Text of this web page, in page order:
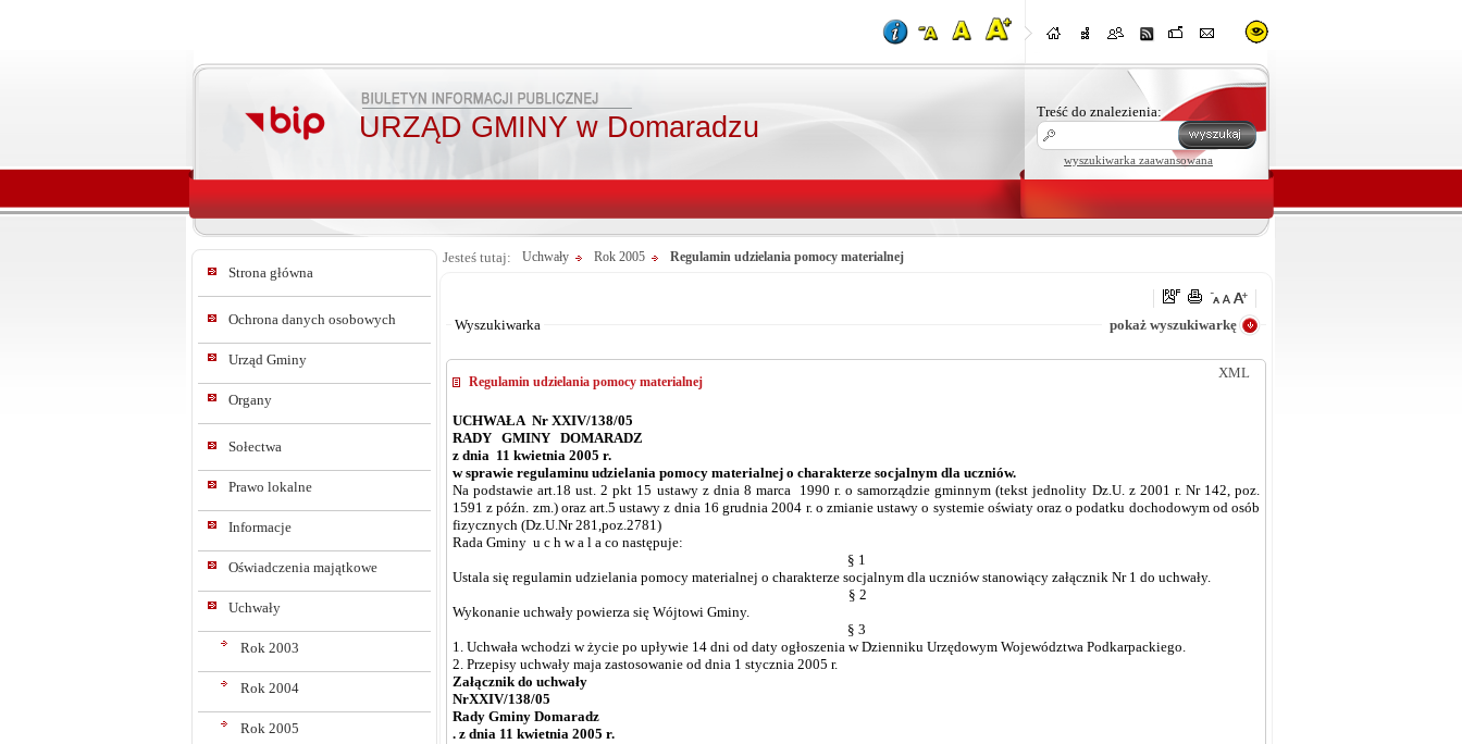
URZĄD GMINY w Domaradzu Treść do znalezienia:
wyszukiwarka zaawansowana
Strona główna
Ochrona danych osobowych
Urząd Gminy
Organy
Sołectwa
Prawo lokalne
Informacje
Oświadczenia majątkowe
Uchwały
Rok 2003
Rok 2004
Rok 2005
Jesteś tutaj: Uchwały Rok 2005 Regulamin udzielania pomocy materialnej
Wyszukiwarka pokaż wyszukiwarkę
XML
Regulamin udzielania pomocy materialnej
UCHWAŁA Nr XXIV/138/05
RADY GMINY DOMARADZ
z dnia 11 kwietnia 2005 r.
w sprawie regulaminu udzielania pomocy materialnej o charakterze socjalnym dla uczniów.
Na podstawie art.18 ust. 2 pkt 15 ustawy z dnia 8 marca 1990 r. o samorządzie gminnym (tekst jednolity Dz.U. z 2001 r. Nr 142, poz.
1591 z późn. zm.) oraz art.5 ustawy z dnia 16 grudnia 2004 r. o zmianie ustawy o systemie oświaty oraz o podatku dochodowym od osób
fizycznych (Dz.U.Nr 281,poz.2781)
Rada Gminy u c h w a l a co następuje:
§ 1
Ustala się regulamin udzielania pomocy materialnej o charakterze socjalnym dla uczniów stanowiący załącznik Nr 1 do uchwały.
§ 2
Wykonanie uchwały powierza się Wójtowi Gminy.
§ 3
1. Uchwała wchodzi w życie po upływie 14 dni od daty ogłoszenia w Dzienniku Urzędowym Województwa Podkarpackiego.
2. Przepisy uchwały maja zastosowanie od dnia 1 stycznia 2005 r.
Załącznik do uchwały
NrXXIV/138/05
Rady Gminy Domaradz
. z dnia 11 kwietnia 2005 r.